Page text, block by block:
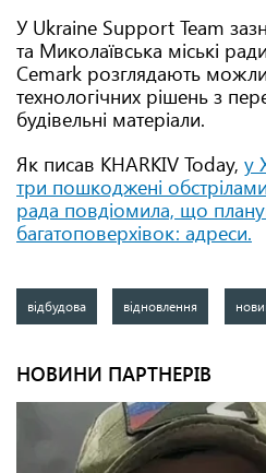
У Ukraine Support Team
та Миколаївська міські
Cemark розглядають
технологічних рішень з
будівельні матеріали.
Як писав KHARKIV Today, у
три пошкоджені
рада повдіомила, що
багатоповерхівок: адреси.
відбудова відновлення